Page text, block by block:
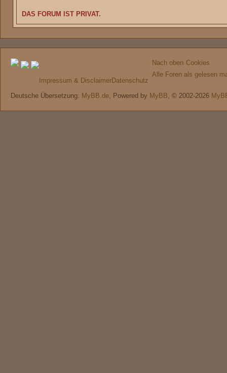
DAS FORUM IST PRIVAT.
Impressum & DisclaimerDatenschutz
Nach oben Cookies
Alle Foren als gelesen
Deutsche Übersetzung: MyBB.de, Powered by MyBB, © 2002-2026